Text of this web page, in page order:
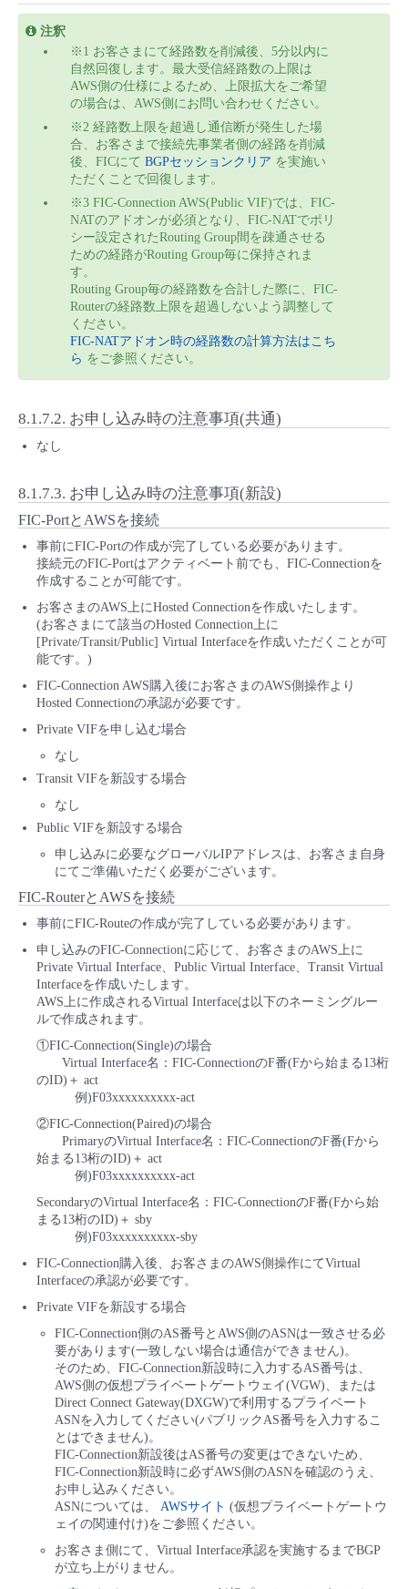
注釈
※1 お客さまにて経路数を削減後、5分以内に
自然回復します。最大受信経路数の上限は
AWS側の仕様によるため、上限拡大をご希望
の場合は、AWS側にお問い合わせください。
※2 経路数上限を超過し通信断が発生した場
合、お客さまで接続先事業者側の経路を削減
後、FICにて BGPセッションクリア を実施い
ただくことで回復します。
※3 FIC-Connection AWS(Public VIF)では、FIC-
NATのアドオンが必須となり、FIC-NATでポリ
シー設定されたRouting Group間を疎通させる
ための経路がRouting Group毎に保持されま
す。
Routing Group毎の経路数を合計した際に、FIC-
Routerの経路数上限を超過しないよう調整して
ください。
FIC-NATアドオン時の経路数の計算方法はこち
ら をご参照ください。
8.1.7.2. お申し込み時の注意事項(共通)
なし
8.1.7.3. お申し込み時の注意事項(新設)
FIC-PortとAWSを接続
事前にFIC-Portの作成が完了している必要があります。
接続元のFIC-Portはアクティベート前でも、FIC-Connectionを
作成することが可能です。
お客さまのAWS上にHosted Connectionを作成いたします。
(お客さまにて該当のHosted Connection上に
[Private/Transit/Public] Virtual Interfaceを作成いただくことが可
能です。)
FIC-Connection AWS購入後にお客さまのAWS側操作より
Hosted Connectionの承認が必要です。
Private VIFを申し込む場合
なし
Transit VIFを新設する場合
なし
Public VIFを新設する場合
申し込みに必要なグローバルIPアドレスは、お客さま自身
にてご準備いただく必要がございます。
FIC-RouterとAWSを接続
事前にFIC-Routeの作成が完了している必要があります。
申し込みのFIC-Connectionに応じて、お客さまのAWS上に
Private Virtual Interface、Public Virtual Interface、Transit Virtual
Interfaceを作成いたします。
AWS上に作成されるVirtual Interfaceは以下のネーミングルー
ルで作成されます。
①FIC-Connection(Single)の場合
Virtual Interface名：FIC-ConnectionのF番(Fから始まる13桁
のID)＋ act
例)F03xxxxxxxxxx-act
②FIC-Connection(Paired)の場合
PrimaryのVirtual Interface名：FIC-ConnectionのF番(Fから
始まる13桁のID)＋ act
例)F03xxxxxxxxxx-act
SecondaryのVirtual Interface名：FIC-ConnectionのF番(Fから始
まる13桁のID)＋ sby
例)F03xxxxxxxxxx-sby
FIC-Connection購入後、お客さまのAWS側操作にてVirtual
Interfaceの承認が必要です。
Private VIFを新設する場合
FIC-Connection側のAS番号とAWS側のASNは一致させる必
要があります(一致しない場合は通信ができません)。
そのため、FIC-Connection新設時に入力するAS番号は、
AWS側の仮想プライベートゲートウェイ(VGW)、または
Direct Connect Gateway(DXGW)で利用するプライベート
ASNを入力してください(パブリックAS番号を入力するこ
とはできません)。
FIC-Connection新設後はAS番号の変更はできないため、
FIC-Connection新設時に必ずAWS側のASNを確認のうえ、
お申し込みください。
ASNについては、 AWSサイト (仮想プライベートゲートウ
ェイの関連付け)をご参照ください。
お客さま側にて、Virtual Interface承認を実施するまでBGP
が立ち上がりません。